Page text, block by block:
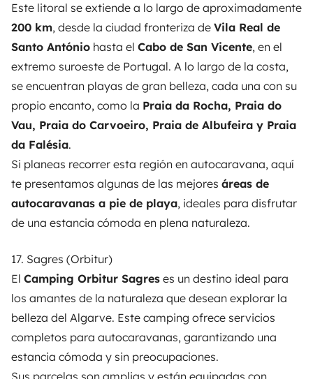
Este litoral se extiende a lo largo de aproximadamente
200 km, desde la ciudad fronteriza de Vila Real de
Santo António hasta el Cabo de San Vicente, en el
extremo suroeste de Portugal. A lo largo de la costa,
se encuentran playas de gran belleza, cada una con su
propio encanto, como la Praia da Rocha, Praia do
Vau, Praia do Carvoeiro, Praia de Albufeira y Praia
da Falésia.
Si planeas recorrer esta región en autocaravana, aquí
te presentamos algunas de las mejores áreas de
autocaravanas a pie de playa, ideales para disfrutar
de una estancia cómoda en plena naturaleza.
17. Sagres (Orbitur)
El Camping Orbitur Sagres es un destino ideal para
los amantes de la naturaleza que desean explorar la
belleza del Algarve. Este camping ofrece servicios
completos para autocaravanas, garantizando una
estancia cómoda y sin preocupaciones.